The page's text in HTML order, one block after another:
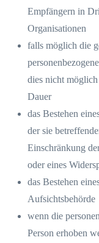
Empfängern in
Organisationen
falls möglich die
dies nicht
Dauer
das Bestehen
der sie
Einschränkung
oder eines
das Bestehen
Aufsichtsbehörde
wenn die
Person erhoben